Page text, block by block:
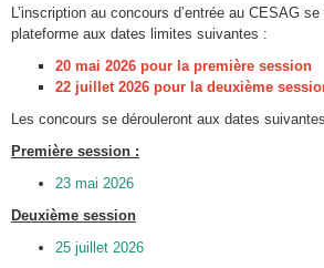
L’inscription au concours d’entrée au CESAG
plateforme aux dates limites suivantes :
20 mai 2026 pour la première session
22 juillet 2026 pour la deuxième
Les concours se dérouleront aux dates
Première session :
23 mai 2026
Deuxième session
25 juillet 2026